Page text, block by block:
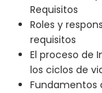
Requisitos
Roles y
requisitos
El proceso de
los ciclos de
Fundamentos